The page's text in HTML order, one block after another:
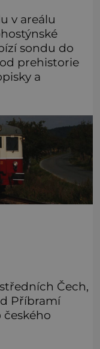
v areálu
sondu do
prehistorie
a
Čech,
Příbramí
českého